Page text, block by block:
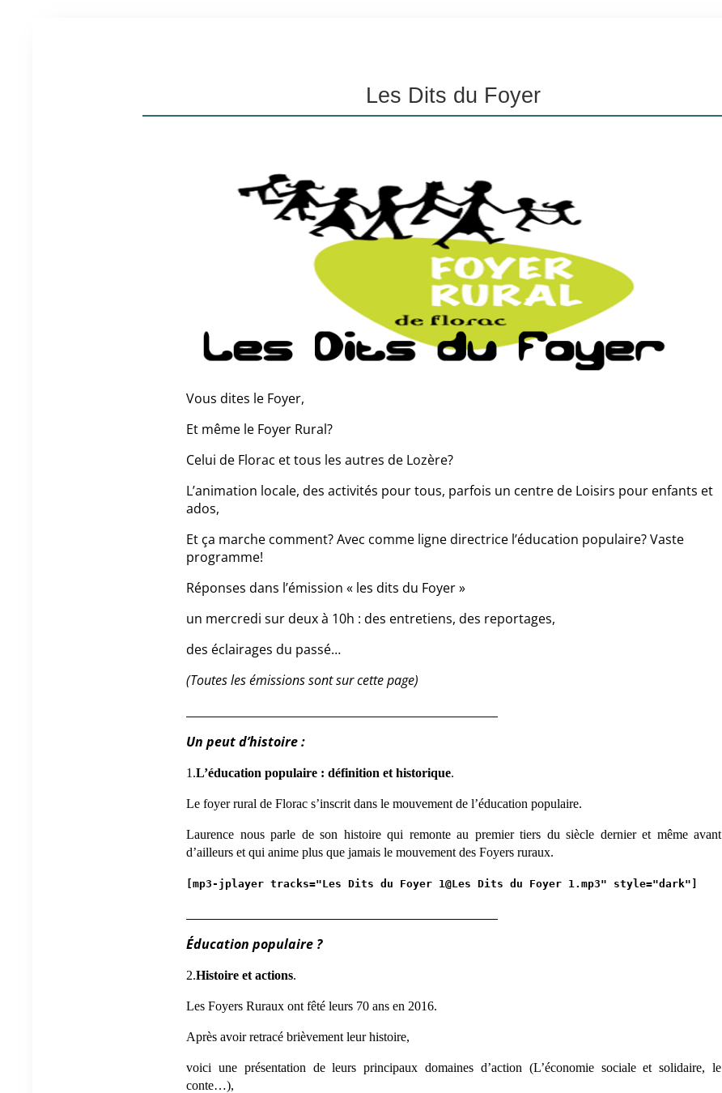
Les Dits du Foyer
Vous dites le Foyer,
Et même le Foyer Rural?
Celui de Florac et tous les autres de Lozère?
L’animation locale, des activités pour tous, parfois un centre de Loisirs pour enfants et
ados,
Et ça marche comment? Avec comme ligne directrice l’éducation populaire? Vaste
programme!
Réponses dans l’émission « les dits du Foyer »
un mercredi sur deux à 10h : des entretiens, des reportages,
des éclairages du passé…
(Toutes les émissions sont sur cette page)
Un peut d’histoire :
1.L’éducation populaire : définition et historique.
Le foyer rural de Florac s’inscrit dans le mouvement de l’éducation populaire.
Laurence nous parle de son histoire qui remonte au premier tiers du siècle dernier et même avant
d’ailleurs et qui anime plus que jamais le mouvement des Foyers ruraux.
[mp3-jplayer tracks="Les Dits du Foyer 1@Les Dits du Foyer 1.mp3" style="dark"]
Éducation populaire ?
2.Histoire et actions.
Les Foyers Ruraux ont fêté leurs 70 ans en 2016.
Après avoir retracé brièvement leur histoire,
voici une présentation de leurs principaux domaines d’action (L’économie sociale et solidaire, le
conte…),